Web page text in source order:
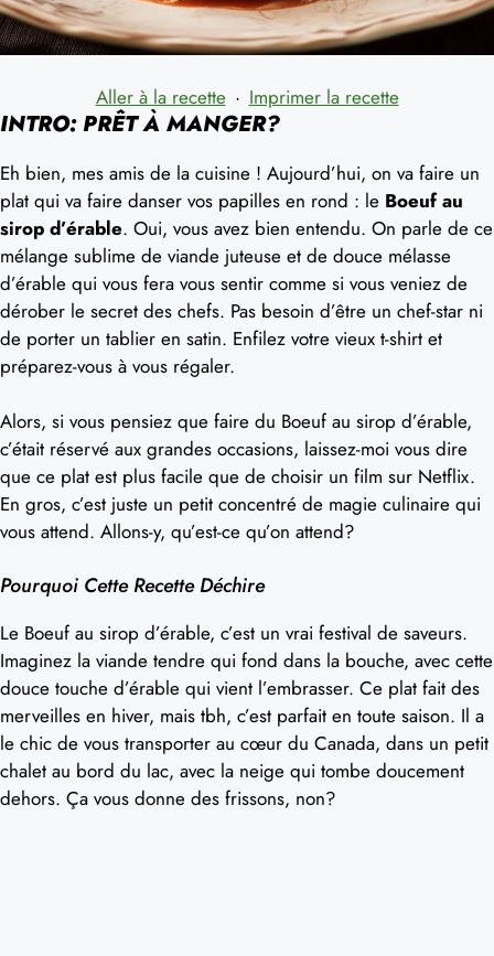
Aller à la recette · Imprimer la recette
INTRO: PRÊT À MANGER?
Eh bien, mes amis de la cuisine ! Aujourd’hui, on va faire un
plat qui va faire danser vos papilles en rond : le Boeuf au
sirop d’érable. Oui, vous avez bien entendu. On parle de ce
mélange sublime de viande juteuse et de douce mélasse
d’érable qui vous fera vous sentir comme si vous veniez de
dérober le secret des chefs. Pas besoin d’être un chef-star ni
de porter un tablier en satin. Enfilez votre vieux t-shirt et
préparez-vous à vous régaler.
Alors, si vous pensiez que faire du Boeuf au sirop d’érable,
c’était réservé aux grandes occasions, laissez-moi vous dire
que ce plat est plus facile que de choisir un film sur Netflix.
En gros, c’est juste un petit concentré de magie culinaire qui
vous attend. Allons-y, qu’est-ce qu’on attend?
Pourquoi Cette Recette Déchire
Le Boeuf au sirop d’érable, c’est un vrai festival de saveurs.
Imaginez la viande tendre qui fond dans la bouche, avec cette
douce touche d’érable qui vient l’embrasser. Ce plat fait des
merveilles en hiver, mais tbh, c’est parfait en toute saison. Il a
le chic de vous transporter au cœur du Canada, dans un petit
chalet au bord du lac, avec la neige qui tombe doucement
dehors. Ça vous donne des frissons, non?